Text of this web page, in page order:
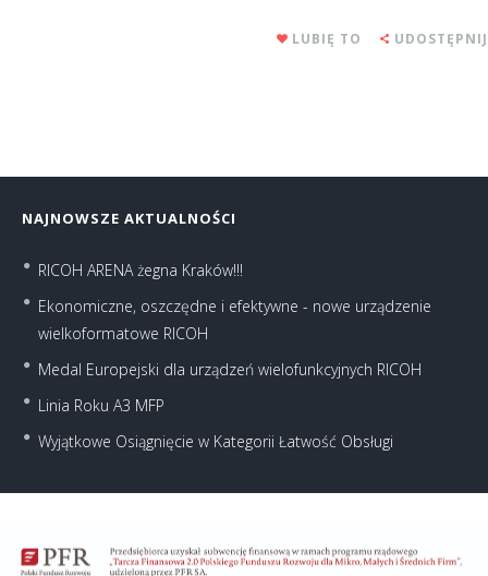
LUBIĘ TO UDOSTĘPNIJ
NAJNOWSZE AKTUALNOŚCI
RICOH ARENA żegna Kraków!!!
Ekonomiczne, oszczędne i efektywne - nowe urządzenie
wielkoformatowe RICOH
Medal Europejski dla urządzeń wielofunkcyjnych RICOH
Linia Roku A3 MFP
Wyjątkowe Osiągnięcie w Kategorii Łatwość Obsługi